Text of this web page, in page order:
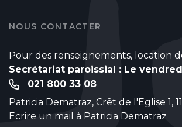
NOUS CONTACTER
Pour des renseignements, location
Secrétariat paroissial : Le
021 800 33 08
Patricia Dematraz, Crêt de l'Eglise 1,
Ecrire un mail à Patricia Dematraz